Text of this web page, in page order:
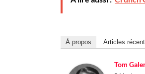
À propos Articles
Tom